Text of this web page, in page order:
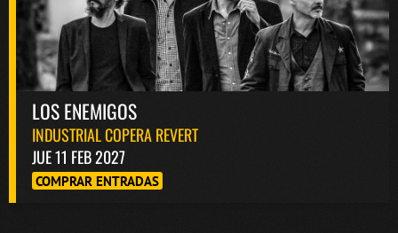
LOS ENEMIGOS
INDUSTRIAL COPERA REVERT
JUE 11 FEB 2027
COMPRAR ENTRADAS